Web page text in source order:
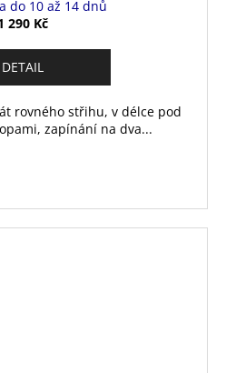
do 10 až 14 dnů
290 Kč
DETAIL
rovného střihu, v délce pod
zapínání na dva...